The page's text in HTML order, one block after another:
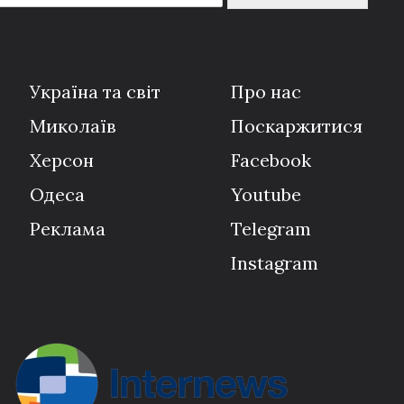
Україна та світ
Миколаїв
Херсон
Одеса
Реклама
Про нас
Поскаржитися
Facebook
Youtube
Telegram
Instagram